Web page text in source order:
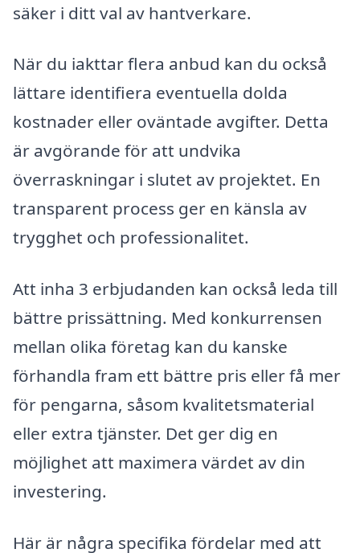
säker i ditt val av hantverkare.
När du iakttar flera anbud kan du också
lättare identifiera eventuella dolda
kostnader eller oväntade avgifter. Detta
är avgörande för att undvika
överraskningar i slutet av projektet. En
transparent process ger en känsla av
trygghet och professionalitet.
Att inha 3 erbjudanden kan också leda till
bättre prissättning. Med konkurrensen
mellan olika företag kan du kanske
förhandla fram ett bättre pris eller få mer
för pengarna, såsom kvalitetsmaterial
eller extra tjänster. Det ger dig en
möjlighet att maximera värdet av din
investering.
Här är några specifika fördelar med att